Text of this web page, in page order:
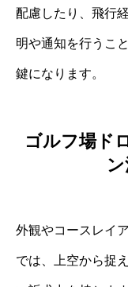
配慮したり、飛行
明や通知を行うこ
鍵になります。
ゴルフ場ド
外観やコースレイ
では、上空から捉